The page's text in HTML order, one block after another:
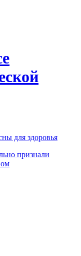
для здоровья
признали